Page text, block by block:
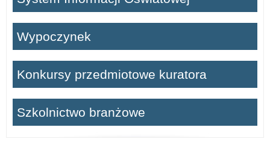
Wypoczynek
Konkursy przedmiotowe kuratora
Szkolnictwo branżowe